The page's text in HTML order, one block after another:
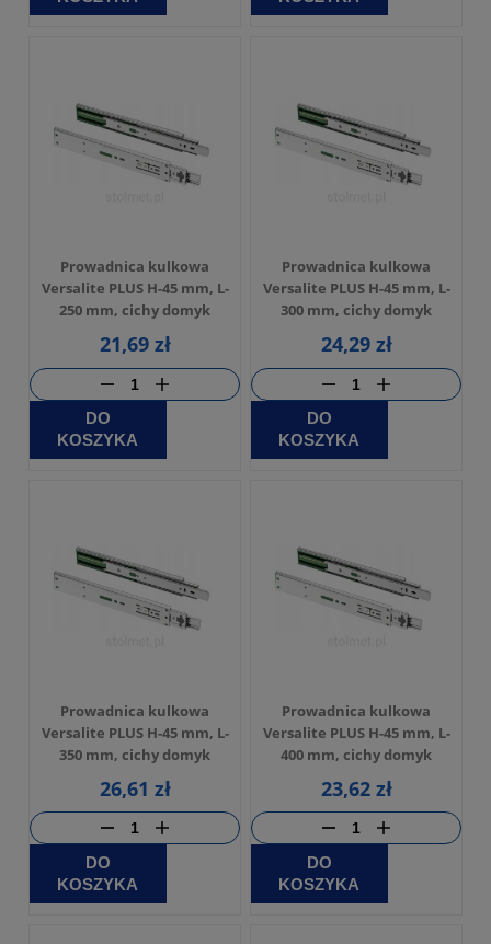
Prowadnica kulkowa
Versalite PLUS H-45 mm, L-
250 mm, cichy domyk
21,69 zł
DO
KOSZYKA
Prowadnica kulkowa
Versalite PLUS H-45 mm, L-
300 mm, cichy domyk
24,29 zł
DO
KOSZYKA
Prowadnica kulkowa
Versalite PLUS H-45 mm, L-
350 mm, cichy domyk
26,61 zł
DO
KOSZYKA
Prowadnica kulkowa
Versalite PLUS H-45 mm, L-
400 mm, cichy domyk
23,62 zł
DO
KOSZYKA